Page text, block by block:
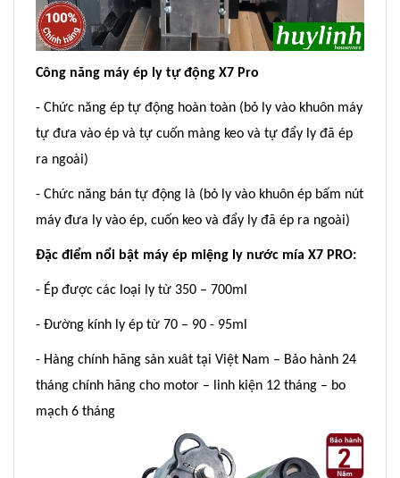
Công năng máy ép ly tự động X7 Pro
- Chức năng ép tự động hoàn toàn (bỏ ly vào khuôn máy
tự đưa vào ép và tự cuốn màng keo và tự đẩy ly đã ép
ra ngoài)
- Chức năng bán tự động là (bỏ ly vào khuôn ép bấm nút
máy đưa ly vào ép, cuốn keo và đẩy ly đã ép ra ngoài)
Đặc điểm nổi bật máy ép miệng ly nước mía X7 PRO:
- Ép được các loại ly từ 350 – 700ml
- Đường kính ly ép từ 70 – 90 - 95ml
- Hàng chính hãng sản xuât tại Việt Nam – Bảo hành 24
tháng chính hãng cho motor – linh kiện 12 tháng – bo
mạch 6 tháng